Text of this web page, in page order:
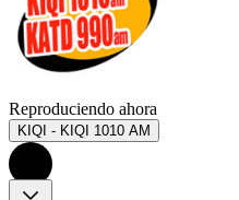
Reproduciendo ahora
KIQI - KIQI 1010 AM